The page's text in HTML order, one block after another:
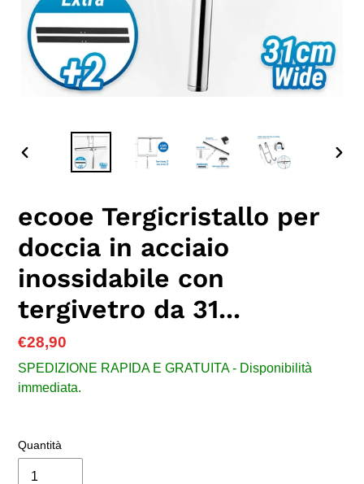
ecooe Tergicristallo per
doccia in acciaio
inossidabile con
tergivetro da 31...
Prezzo
di
listino
€28,90
SPEDIZIONE RAPIDA E GRATUITA - Disponibilità
immediata.
Quantità